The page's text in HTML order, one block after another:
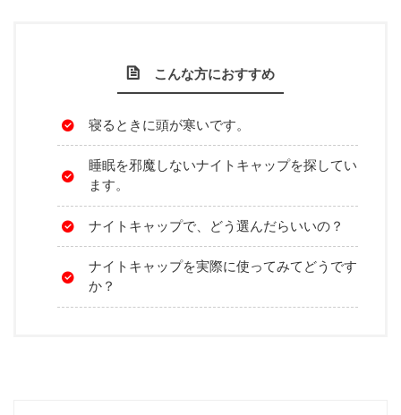
こんな方におすすめ
寝るときに頭が寒いです。
睡眠を邪魔しないナイトキャップを探してい
ます。
ナイトキャップで、どう選んだらいいの？
ナイトキャップを実際に使ってみてどうです
か？